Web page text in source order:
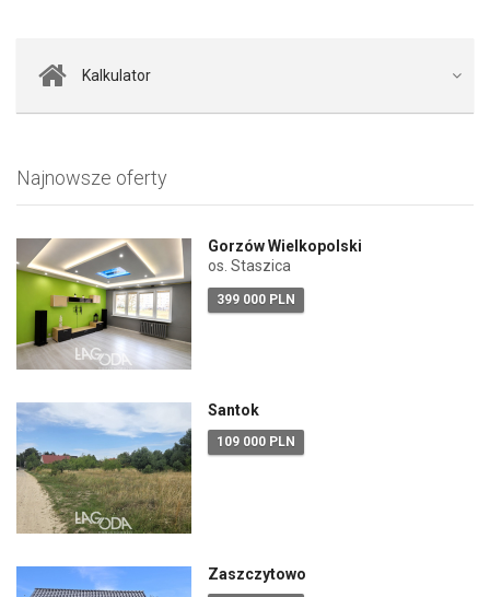
Kalkulator
Najnowsze oferty
Gorzów Wielkopolski
os. Staszica
399 000 PLN
Santok
109 000 PLN
Zaszczytowo